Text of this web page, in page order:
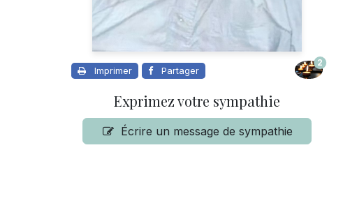
Imprimer Partager
2
Exprimez votre sympathie
Écrire un message de sympathie